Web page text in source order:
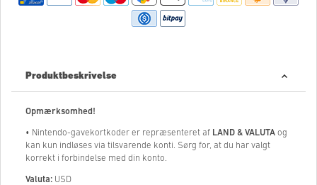
Produktbeskrivelse
Opmærksomhed!
• Nintendo-gavekortkoder er repræsenteret af LAND & VALUTA og
kan kun indløses via tilsvarende konti. Sørg for, at du har valgt
korrekt i forbindelse med din konto.
Valuta: USD